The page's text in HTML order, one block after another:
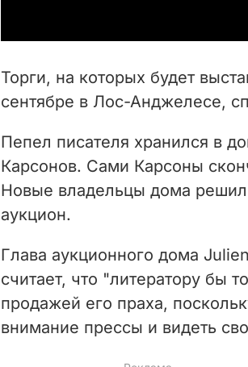
Торги, на которых будет
сентябре в Лос-Анджелесе,
Пепел писателя хранился в
Карсонов. Сами Карсоны
Новые владельцы дома
аукцион.
Глава аукционного дома
считает, что "литератору бы
продажей его праха,
внимание прессы и видеть